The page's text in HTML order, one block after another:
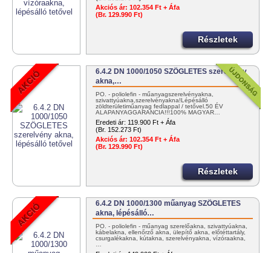
Akciós ár: 102.354 Ft + Áfa
(Br. 129.990 Ft)
Részletek
6.4.2 DN 1000/1050 SZÖGLETES szerelvény
akna,…
PO. - poliolefin - műanyagszerelvényakna,
szivattyúakna,szerelvényakna!Lépésálló
zöldterületiműanyag fedlappal / tetővel.50 ÉV
ALAPANYAGGARANCIA!!!100% MAGYAR…
Eredeti ár: 119.900 Ft + Áfa
(Br. 152.273 Ft)
Akciós ár: 102.354 Ft + Áfa
(Br. 129.990 Ft)
Részletek
6.4.2 DN 1000/1300 műanyag SZÖGLETES
akna, lépésálló…
PO. - poliolefin - műanyag szerelőakna, szivattyúakna,
kábelakna, ellenőrző akna, ülepítő akna, előtéttartály,
csurgalékakna, kútakna, szerelvényakna, vízóraakna,
…